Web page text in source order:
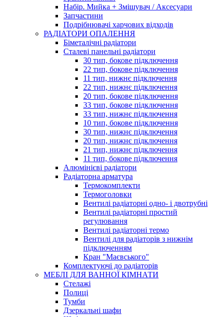
Набір. Мийка + Змішувач / Аксесуари
Запчастини
Подрібнювачі харчових відходів
РАДІАТОРИ ОПАЛЕННЯ
Біметалічні радіатори
Сталеві панельні радіатори
30 тип, бокове підключення
22 тип, бокове підключення
11 тип, нижнє підключення
22 тип, нижнє підключення
20 тип, бокове підключення
33 тип, бокове підключення
33 тип, нижнє підключення
10 тип, бокове підключення
30 тип, нижнє підключення
20 тип, нижнє підключення
21 тип, нижнє підключення
11 тип, бокове підключення
Алюмінієві радіатори
Радіаторна арматура
Термокомплекти
Термоголовки
Вентилі радіаторні одно- і двотрубні
Вентилі радіаторні простий
регулювання
Вентилі радіаторні термо
Вентилі для радіаторів з нижнім
підключенням
Кран "Маєвського"
Комплектуючі до радіаторів
МЕБЛІ ДЛЯ ВАННОЇ КІМНАТИ
Стелажі
Полиці
Тумби
Дзеркальні шафи